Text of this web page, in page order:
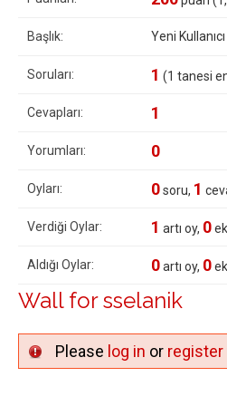
Başlık: Yeni Kullanıcı
Soruları: 1 (1 tanesi
Cevapları: 1
Yorumları: 0
Oyları: 0soru, 1
Verdiği Oylar: 1 artı oy, 0
Aldığı Oylar: 0artı oy, 0
Wall for sselanik
Please log in or register